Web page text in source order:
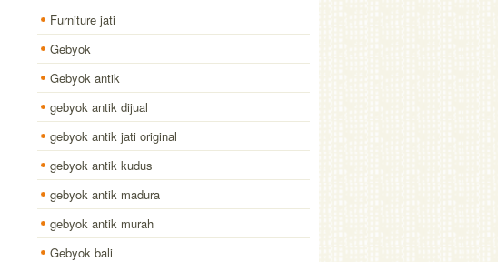
Furniture jati
Gebyok
Gebyok antik
gebyok antik dijual
gebyok antik jati original
gebyok antik kudus
gebyok antik madura
gebyok antik murah
Gebyok bali